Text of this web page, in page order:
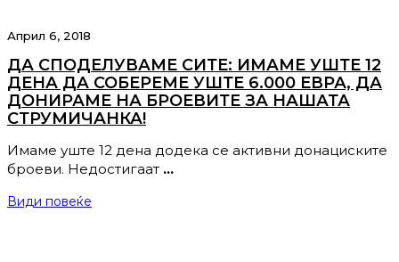
Април 6, 2018
ДА СПОДЕЛУВАМЕ СИТЕ: ИМАМЕ УШТЕ 12
ДЕНА ДА СОБЕРЕМЕ УШТЕ 6.000 ЕВРА, ДА
ДОНИРАМЕ НА БРОЕВИТЕ ЗА НАШАТА
СТРУМИЧАНКА!
Имаме уште 12 дена додека се активни донациските
броеви. Недостигаат …
Види повеќе